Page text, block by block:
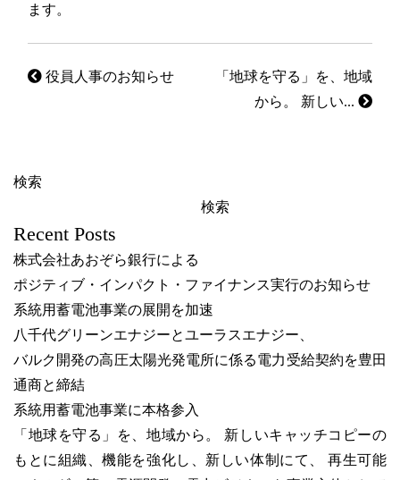
ます。
役員人事のお知らせ
「地球を守る」を、地域
から。 新しい...
検索
検索
Recent Posts
株式会社あおぞら銀行による
ポジティブ・インパクト・ファイナンス実行のお知らせ
系統用蓄電池事業の展開を加速
八千代グリーンエナジーとユーラスエナジー、
バルク開発の高圧太陽光発電所に係る電力受給契約を豊田
通商と締結
系統用蓄電池事業に本格参入
「地球を守る」を、地域から。 新しいキャッチコピーの
もとに組織、機能を強化し、新しい体制にて、 再生可能